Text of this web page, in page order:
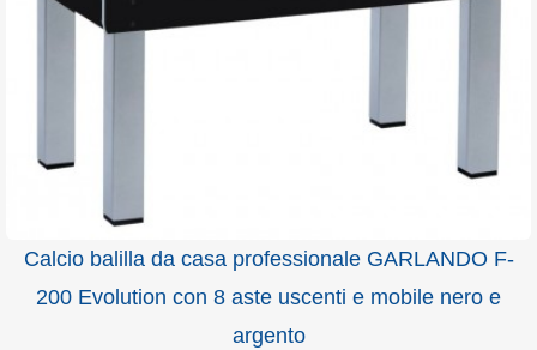
Calcio balilla da casa professionale GARLANDO F-
200 Evolution con 8 aste uscenti e mobile nero e
argento